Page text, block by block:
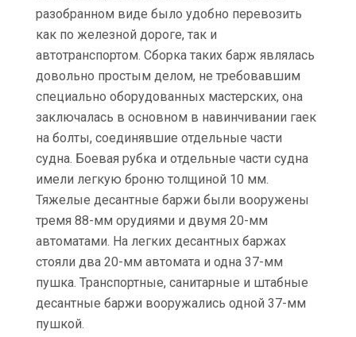
разобранном виде было удобно перевозить
как по железной дороге, так и
автотранспортом. Сборка таких барж являлась
довольно простым делом, не требовавшим
специально оборудованных мастерских, она
заключалась в основном в навинчивании гаек
на болты, соединявшие отдельные части
судна. Боевая рубка и отдельные части судна
имели легкую броню толщиной 10 мм.
Тяжелые десантные баржи были вооружены
тремя 88-мм орудиями и двумя 20-мм
автоматами. На легких десантных баржах
стояли два 20-мм автомата и одна 37-мм
пушка. Транспортные, санитарные и штабные
десантные баржи вооружались одной 37-мм
пушкой.